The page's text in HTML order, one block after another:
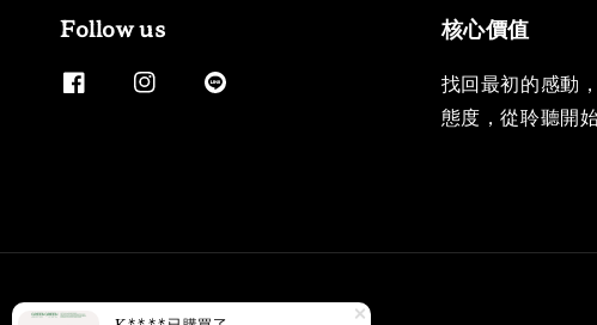
Follow us 核心價值
找回最初的感動
態度，從聆聽開始